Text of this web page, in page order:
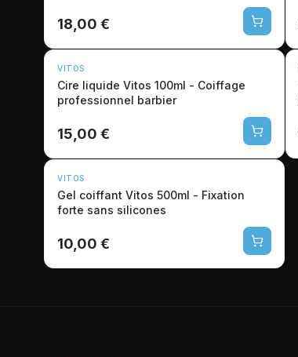
18,00 €
VITOS
Cire liquide Vitos 100ml - Coiffage
professionnel barbier
15,00 €
VITOS
Gel coiffant Vitos 500ml - Fixation
forte sans silicones
10,00 €